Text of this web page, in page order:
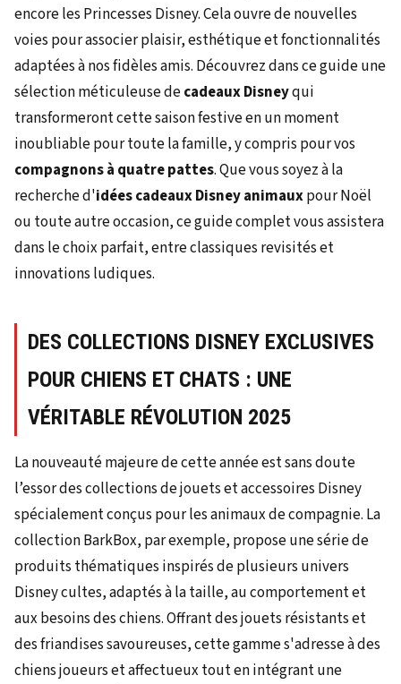
encore les Princesses Disney. Cela ouvre de nouvelles
voies pour associer plaisir, esthétique et fonctionnalités
adaptées à nos fidèles amis. Découvrez dans ce guide une
sélection méticuleuse decadeaux Disneyqui
transformeront cette saison festive en un moment
inoubliable pour toute la famille, y compris pour vos
compagnons à quatre pattes. Que vous soyez à la
recherche d'idées cadeaux Disney animauxpour Noël
ou toute autre occasion, ce guide complet vous assistera
dans le choix parfait, entre classiques revisités et
innovations ludiques.
DES COLLECTIONS DISNEY EXCLUSIVES
POUR CHIENS ET CHATS : UNE
VÉRITABLE RÉVOLUTION 2025
La nouveauté majeure de cette année est sans doute
l’essor des collections de jouets et accessoires Disney
spécialement conçus pour les animaux de compagnie. La
collection BarkBox, par exemple, propose une série de
produits thématiques inspirés de plusieurs univers
Disney cultes, adaptés à la taille, au comportement et
aux besoins des chiens. Offrant des jouets résistants et
des friandises savoureuses, cette gamme s'adresse à des
chiens joueurs et affectueux tout en intégrant une